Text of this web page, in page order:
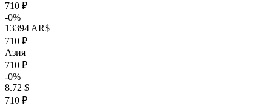
710 ₽
-0%
13394 AR$
710 ₽
Азия
710 ₽
-0%
8.72 $
710 ₽